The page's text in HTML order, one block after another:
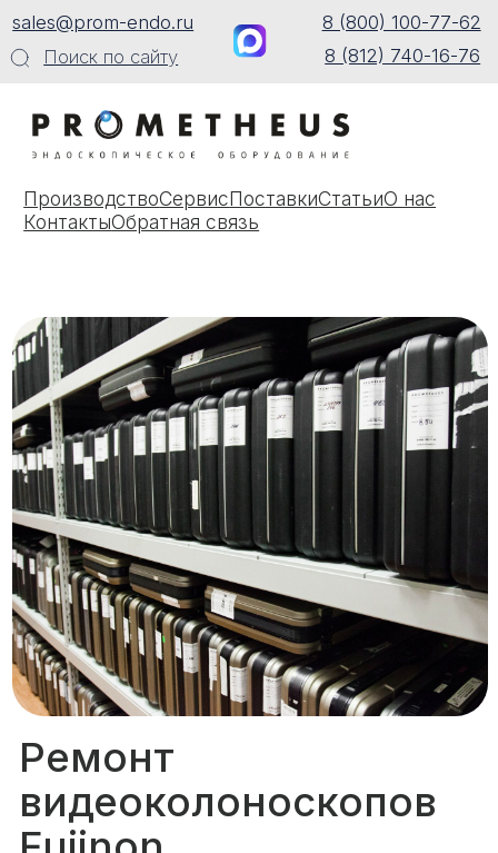
8 (800) 100-77-62
8 (812) 740-16-76
sales@prom-endo.ru
ПроизводствоСервисПоставкиСтатьи О нас
Ремонт
видеоколоноскопов
Fujinon
в Санкт-Петербурге
Представляем Сервисный
центр «Прометей». Мы
нацелены на долгосрочное
сотрудничество и поддержку
работы эндоскопических
отделений по всей России.